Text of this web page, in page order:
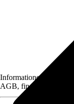
Informationen des
AGB, finden Sie bei